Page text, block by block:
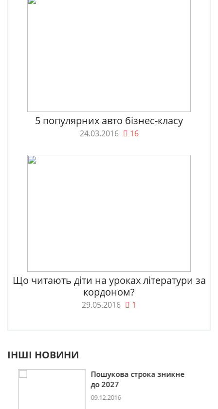
5 популярних авто бізнес-класу
24.03.2016 16
Що читають діти на уроках літератури за
кордоном?
29.05.2016 1
ІНШІ НОВИНИ
Пошукова строка зникне
до 2027
09.12.2016